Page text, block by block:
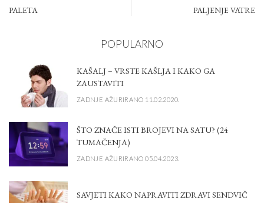
PALETA PALJENJE VATRE
POPULARNO
KAŠALJ – VRSTE KAŠLJA I KAKO GA
ZAUSTAVITI
ZADNJE AŽURIRANO 11.02.2020.
ŠTO ZNAČE ISTI BROJEVI NA SATU? (24
TUMAČENJA)
ZADNJE AŽURIRANO 05.04.2023.
SAVJETI KAKO NAPRAVITI ZDRAVI SENDVIČ